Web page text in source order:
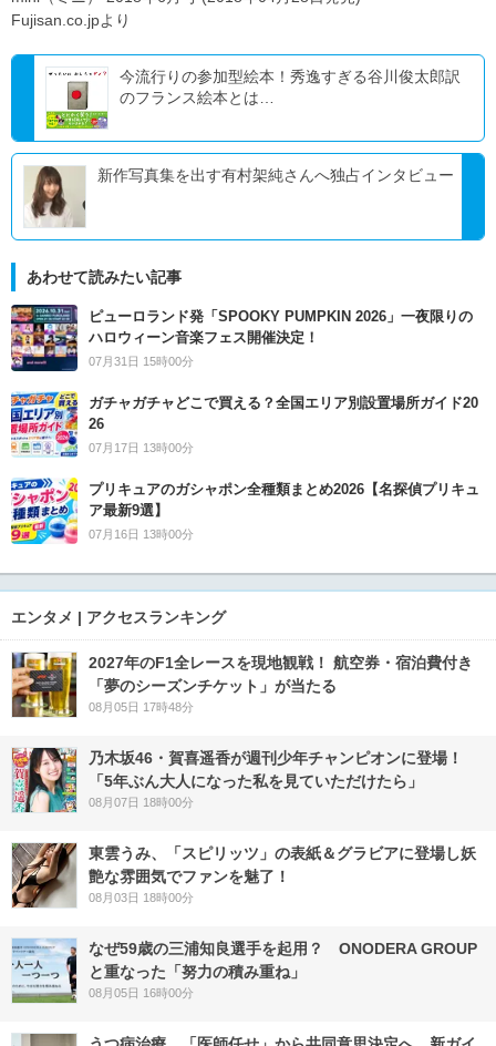
Fujisan.co.jpより
今流行りの参加型絵本！秀逸すぎる谷川俊太郎訳
のフランス絵本とは…
新作写真集を出す有村架純さんへ独占インタビュー
あわせて読みたい記事
ピューロランド発「SPOOKY PUMPKIN 2026」一夜限りの
ハロウィーン音楽フェス開催決定！
07月31日 15時00分
ガチャガチャどこで買える？全国エリア別設置場所ガイド20
26
07月17日 13時00分
プリキュアのガシャポン全種類まとめ2026【名探偵プリキュ
ア最新9選】
07月16日 13時00分
エンタメ | アクセスランキング
2027年のF1全レースを現地観戦！ 航空券・宿泊費付き
「夢のシーズンチケット」が当たる
08月05日 17時48分
乃木坂46・賀喜遥香が週刊少年チャンピオンに登場！
「5年ぶん大人になった私を見ていただけたら」
08月07日 18時00分
東雲うみ、「スピリッツ」の表紙＆グラビアに登場し妖
艶な雰囲気でファンを魅了！
08月03日 18時00分
なぜ59歳の三浦知良選手を起用？ ONODERA GROUP
と重なった「努力の積み重ね」
08月05日 16時00分